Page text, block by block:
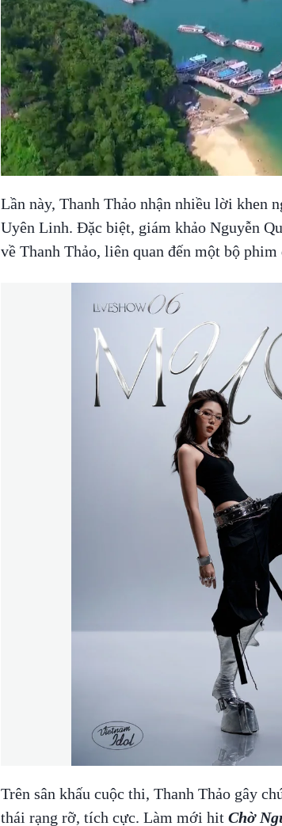
Lần này, Thanh Thảo nhận nhiều lời khen
Uyên Linh. Đặc biệt, giám khảo Nguyễn
về Thanh Thảo, liên quan đến một bộ
Trên sân khấu cuộc thi, Thanh Thảo gây
thái rạng rỡ, tích cực. Làm mới hit Chờ